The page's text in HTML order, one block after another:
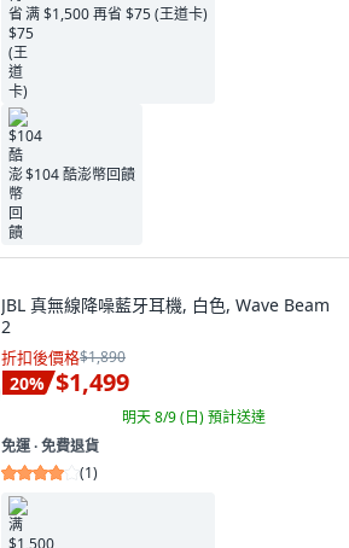
满 $1,500 再省 $75 (王道卡)
$104 酷澎幣回饋
JBL 真無線降噪藍牙耳機, 白色, Wave Beam
2
折扣後價格$1,890
20% $1,499
明天 8/9 (日)預計送達
免運 ∙ 免費退貨
(1)